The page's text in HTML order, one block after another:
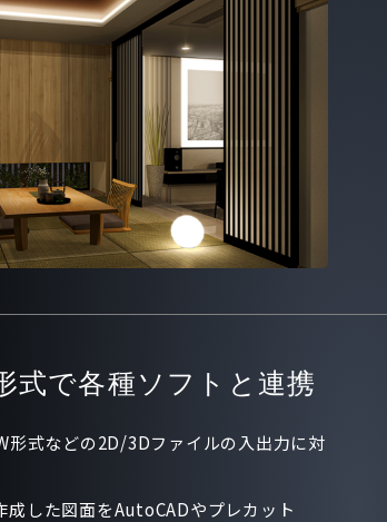
式で各種ソフトと連携
形式などの2D/3Dファイルの入出力に対
成した図面をAutoCADやプレカット